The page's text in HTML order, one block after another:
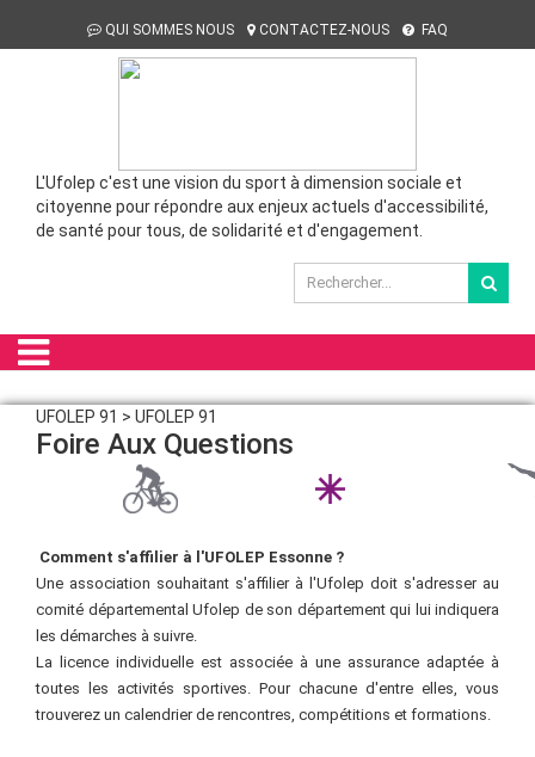
QUI SOMMES NOUS CONTACTEZ-NOUS FAQ
L'Ufolep c'est une vision du sport à dimension sociale et
citoyenne pour répondre aux enjeux actuels d'accessibilité,
de santé pour tous, de solidarité et d'engagement.
UFOLEP 91 > UFOLEP 91
Foire Aux Questions
Comment s'affilier à l'UFOLEP Essonne ?
Une association souhaitant s'affilier à l'Ufolep doit s'adresser au
comité départemental Ufolep de son département qui lui indiquera
les démarches à suivre.
La licence individuelle est associée à une assurance adaptée à
toutes les activités sportives. Pour chacune d'entre elles, vous
trouverez un calendrier de rencontres, compétitions et formations.